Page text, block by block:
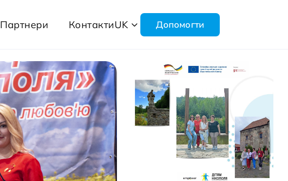
Партнери КонтактиUK Допомогти